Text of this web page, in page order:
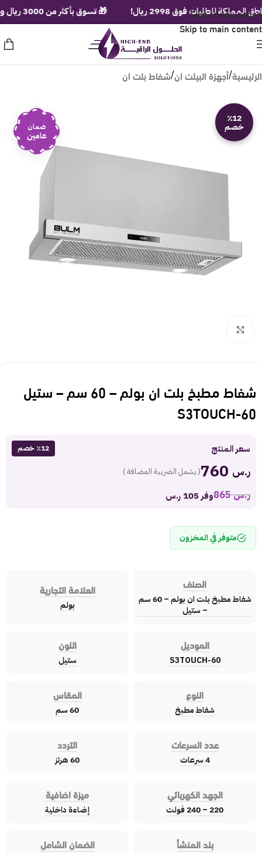
Skip to navigation
Skip to main content
الرئيسية/أجهزة البيلت ان/شفاط بلت ان
٪12
خصم ضمان
عامين
شفاط مطبخ بلت ان بولم – 60 سم – ستيل
S3TOUCH-60
سعر المنتج ٪12 خصم
ر.س ( يشمل الضريبة المضافة )
ر.س865 وفر 105 ر.س
متوفر في المخزون
الصنف
شفاط مطبخ بلت ان بولم – 60 سم
– ستيل
العلامة التجارية
بولم
الموديل
S3TOUCH-60
اللون
ستيل
النوع
شفاط مطبخ
المقاس
60 سم
عدد السرعات
4 سرعات
التردد
60 هرتز
الجهد الكهربائي
220 – 240 فولت
ميزة اضافية
إضاءة داخلية
بلد المنشأ الضمان الشامل
للطلبات فوق 2998 ريال! 🎁 تسوق بأكثر من 3000 ريال ولف عجلة الهدايا الفورية!